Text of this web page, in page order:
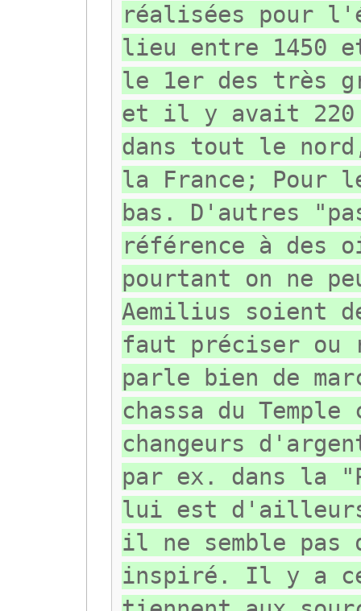
réalisées pour
lieu entre 1450
le 1er des très
et il y avait 220
dans tout le
la France; Pour
bas. D'autres
référence à des
pourtant on ne
Aemilius soient
faut préciser ou
parle bien de
chassa du
changeurs
par ex. dans la
lui est d'ailleurs
il ne semble pas
inspiré. Il y a